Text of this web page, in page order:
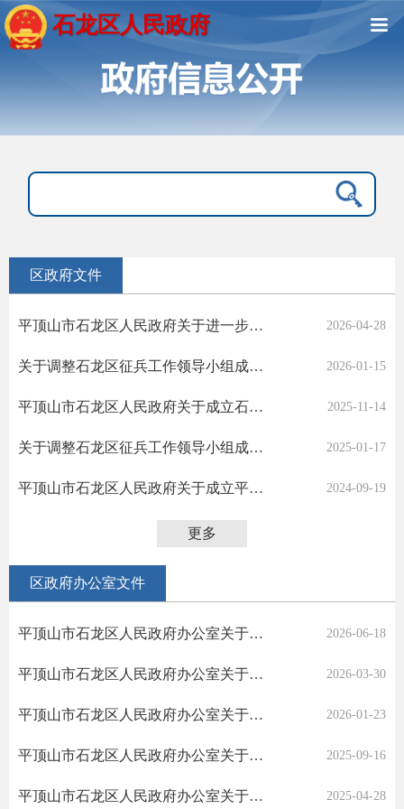
石龙区人民政府
区政府文件
平顶山市石龙区人民政府关于进一步规范区政府“三重一大”事项决策程序的意见 2026-04-28
关于调整石龙区征兵工作领导小组成员的通知 2026-01-15
平顶山市石龙区人民政府关于成立石龙区深化土地整治领域突出问题专项整治问题整改验收工作领导小组的通知 2025-11-14
关于调整石龙区征兵工作领导小组成员的通知 2025-01-17
平顶山市石龙区人民政府关于成立平西铁路线石龙区段工程建设指挥部的通知 2024-09-19
更多
区政府办公室文件
平顶山市石龙区人民政府办公室关于调整县级领导及局委包矿驻矿工作的通知 2026-06-18
平顶山市石龙区人民政府办公室关于印发石龙区2026年度国有建设用地供应计划的通知 2026-03-30
平顶山市石龙区人民政府办公室关于印发石龙区2026年冬春绿化工作实施方案的通知 2026-01-23
平顶山市石龙区人民政府办公室关于印发《平顶山市石龙区农村地区冬季清洁取暖改造工作实施方案》的通知 2025-09-16
平顶山市石龙区人民政府办公室关于调整石龙区地质灾害防治指挥部组成人员的通知 2025-04-28